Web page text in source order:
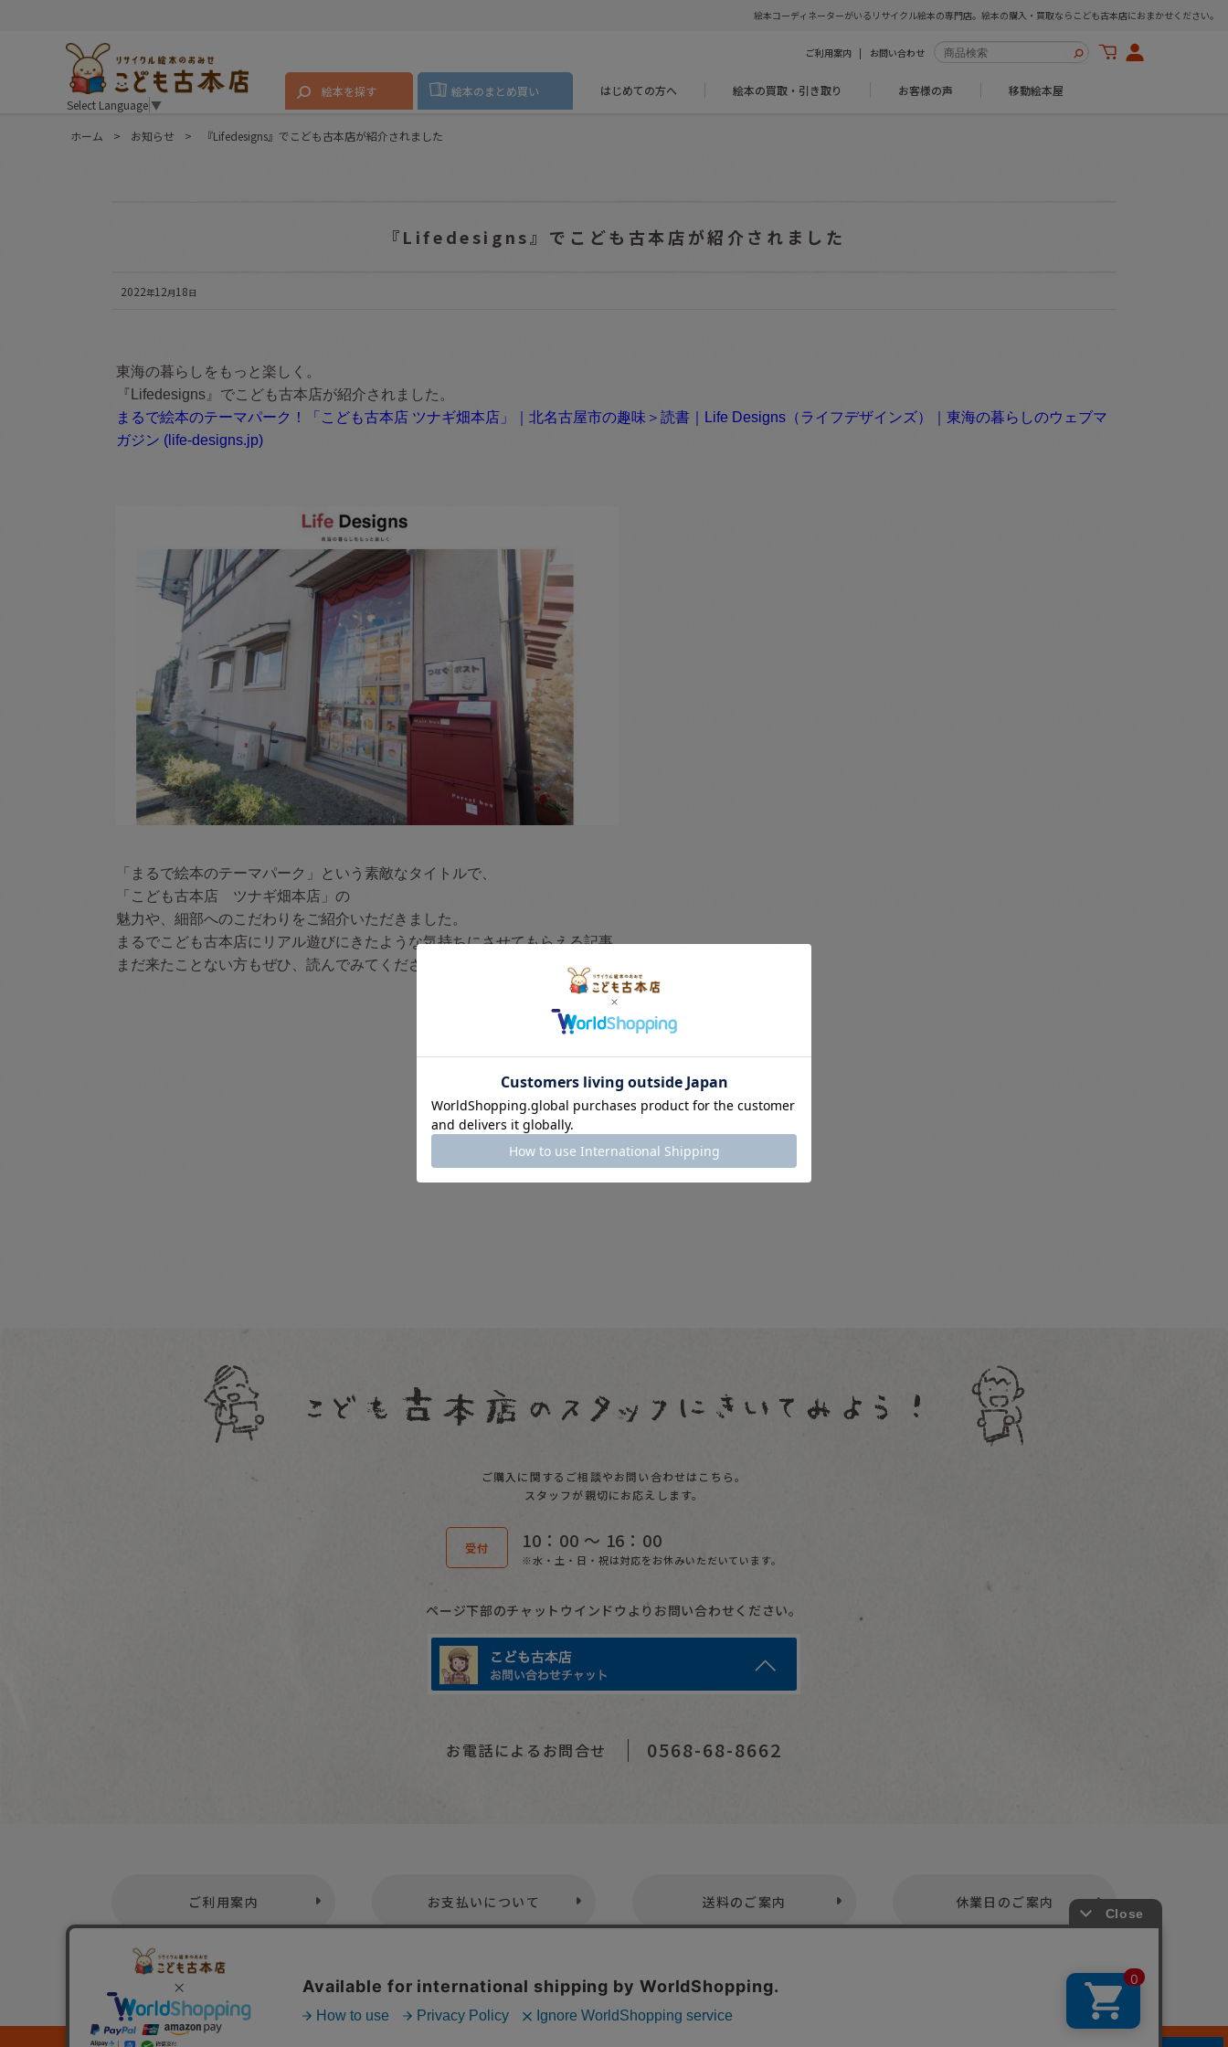
絵本コーディネーターがいるリサイクル絵本の専門店。絵本の購入・買取ならこども古本店におまかせください。
Select Language▼
ご利用案内 お問い合わせ
絵本を探す 絵本のまとめ買い はじめての方へ 絵本の買取・引き取り お客様の声 移動絵本屋
ホーム > お知らせ > 『Lifedesigns』でこども古本店が紹介されました
『Lifedesigns』でこども古本店が紹介されました
2022年12月18日
東海の暮らしをもっと楽しく。
『Lifedesigns』でこども古本店が紹介されました。
まるで絵本のテーマパーク！「こども古本店 ツナギ畑本店」｜北名古屋市の趣味＞読書｜Life Designs（ライフデザインズ）｜東海の暮らしのウェブマ
ガジン (life-designs.jp)
「まるで絵本のテーマパーク」という素敵なタイトルで、
「こども古本店 ツナギ畑本店」の
魅力や、細部へのこだわりをご紹介いただきました。
まるでこども古本店にリアル遊びにきたような気持ちにさせてもらえる記事。
まだ来たことない方もぜひ、読んでみてくださいね！
お知らせ
ご購入に関するご相談やお問い合わせはこちら。
スタッフが親切にお応えします。
受付 10：00 〜 16：00
※水・土・日・祝は対応をお休みいただいています。
ページ下部のチャットウインドウよりお問い合わせください。
お電話によるお問合せ 0568-68-8662
ご利用案内 お支払いについて 送料のご案内 休業日のご案内
プライバシーポリシー 特定商取引法表示 お問い合わせ